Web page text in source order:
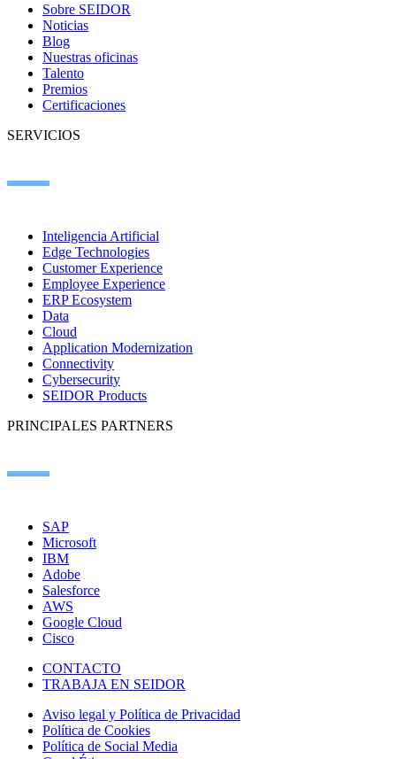
Sobre SEIDOR
Noticias
Blog
Nuestras oficinas
Talento
Premios
Certificaciones
SERVICIOS
Inteligencia Artificial
Edge Technologies
Customer Experience
Employee Experience
ERP Ecosystem
Data
Cloud
Application Modernization
Connectivity
Cybersecurity
SEIDOR Products
PRINCIPALES PARTNERS
SAP
Microsoft
IBM
Adobe
Salesforce
AWS
Google Cloud
Cisco
CONTACTO
TRABAJA EN SEIDOR
Aviso legal y Política de Privacidad
Política de Cookies
Política de Social Media